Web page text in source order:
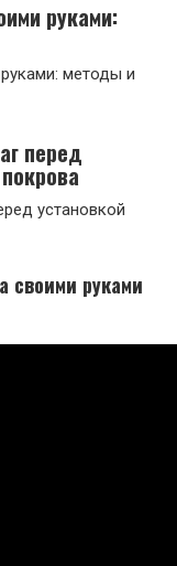
руками:
перед
своими руками